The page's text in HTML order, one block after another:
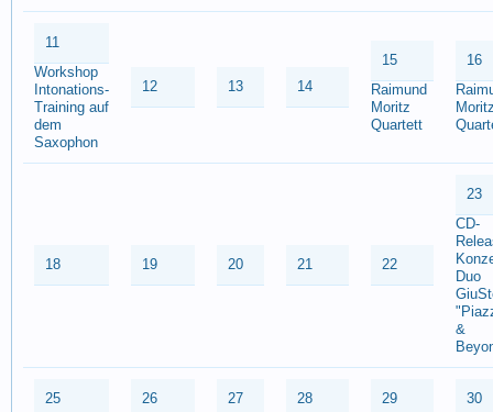
11
Workshop
Intonations-
Training auf
dem
Saxophon
12 13 14
15
Raimund
Moritz
Quartett
16
18 19 20 21 22
23
CD-
Duo
&
25 26 27 28 29 30